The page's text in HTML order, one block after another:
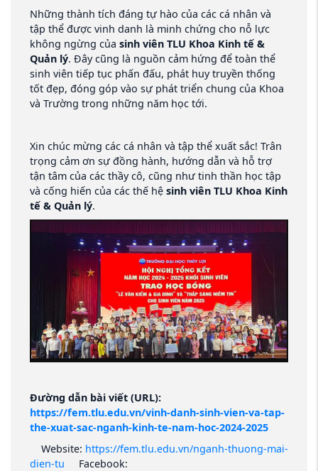
Những thành tích đáng tự hào của các cá nhân và
tập thể được vinh danh là minh chứng cho nỗ lực
không ngừng của sinh viên TLU Khoa Kinh tế &
Quản lý. Đây cũng là nguồn cảm hứng để toàn thể
sinh viên tiếp tục phấn đấu, phát huy truyền thống
tốt đẹp, đóng góp vào sự phát triển chung của Khoa
và Trường trong những năm học tới.
Xin chúc mừng các cá nhân và tập thể xuất sắc! Trân
trọng cảm ơn sự đồng hành, hướng dẫn và hỗ trợ
tận tâm của các thầy cô, cũng như tinh thần học tập
và cống hiến của các thế hệ sinh viên TLU Khoa Kinh
tế & Quản lý.
Đường dẫn bài viết (URL):
https://fem.tlu.edu.vn/vinh-danh-sinh-vien-va-tap-
the-xuat-sac-nganh-kinh-te-nam-hoc-2024-2025
Website: https://fem.tlu.edu.vn/nganh-thuong-mai-
dien-tu
Facebook: